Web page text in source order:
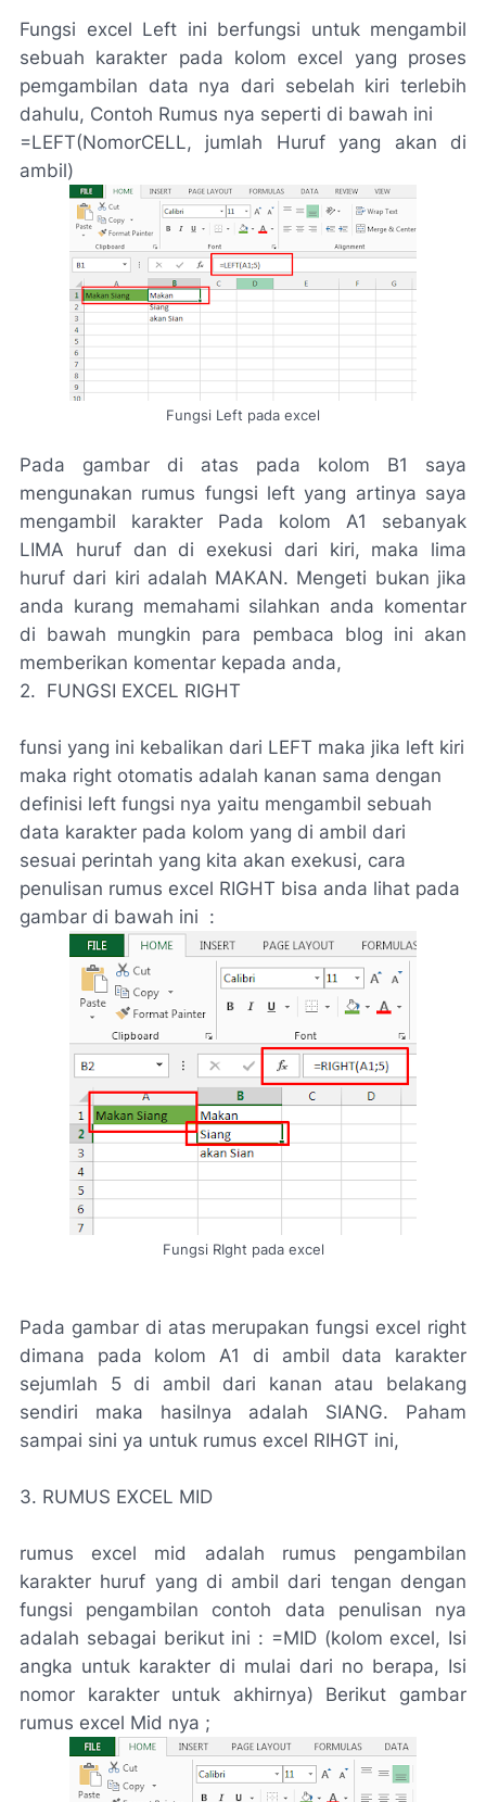
Fungsi excel Left ini berfungsi untuk mengambil
sebuah karakter pada kolom excel yang proses
pemgambilan data nya dari sebelah kiri terlebih
dahulu, Contoh Rumus nya seperti di bawah ini
=LEFT(NomorCELL, jumlah Huruf yang akan di
ambil)
Fungsi Left pada excel
Pada gambar di atas pada kolom B1 saya
mengunakan rumus fungsi left yang artinya saya
mengambil karakter Pada kolom A1 sebanyak
LIMA huruf dan di exekusi dari kiri, maka lima
huruf dari kiri adalah MAKAN. Mengeti bukan jika
anda kurang memahami silahkan anda komentar
di bawah mungkin para pembaca blog ini akan
memberikan komentar kepada anda,
2. FUNGSI EXCEL RIGHT
funsi yang ini kebalikan dari LEFT maka jika left kiri
maka right otomatis adalah kanan sama dengan
definisi left fungsi nya yaitu mengambil sebuah
data karakter pada kolom yang di ambil dari
sesuai perintah yang kita akan exekusi, cara
penulisan rumus excel RIGHT bisa anda lihat pada
gambar di bawah ini :
Fungsi RIght pada excel
Pada gambar di atas merupakan fungsi excel right
dimana pada kolom A1 di ambil data karakter
sejumlah 5 di ambil dari kanan atau belakang
sendiri maka hasilnya adalah SIANG. Paham
sampai sini ya untuk rumus excel RIHGT ini,
3. RUMUS EXCEL MID
rumus excel mid adalah rumus pengambilan
karakter huruf yang di ambil dari tengan dengan
fungsi pengambilan contoh data penulisan nya
adalah sebagai berikut ini : =MID (kolom excel, Isi
angka untuk karakter di mulai dari no berapa, Isi
nomor karakter untuk akhirnya) Berikut gambar
rumus excel Mid nya ;